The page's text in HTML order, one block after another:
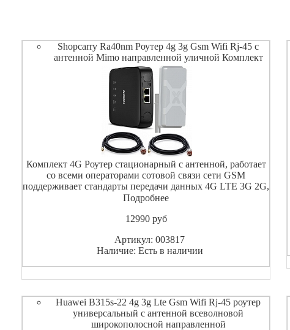
Shopcarry Ra40nm Роутер 4g 3g Gsm Wifi Rj-45 с
антенной Mimo направленной уличной Комплект
Комплект 4G Роутер стационарный с антенной, работает
со всеми операторами сотовой связи сети GSM
поддерживает стандарты передачи данных 4G LTE 3G 2G,
максимальная скорость в режиме работы LTE 150 Мбит/с .
Подробнее
12990pуб
Артикул: 003817
Наличие: Есть в наличии
Huawei B315s-22 4g 3g Lte Gsm Wifi Rj-45 роутер
универсальный с антенной всеволновой
широкополосной направленной